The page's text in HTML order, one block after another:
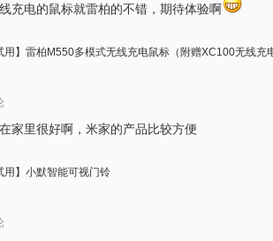
充电的鼠标就雷柏的不错，期待体验啊
用】雷柏M550多模式无线充电鼠标（附赠XC100无线充
家里很好啊，米家的产品比较方便
用】小默智能可视门铃